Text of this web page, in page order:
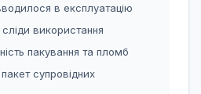
в експлуатацію
сліди використання
пакування та пломб
супровідних